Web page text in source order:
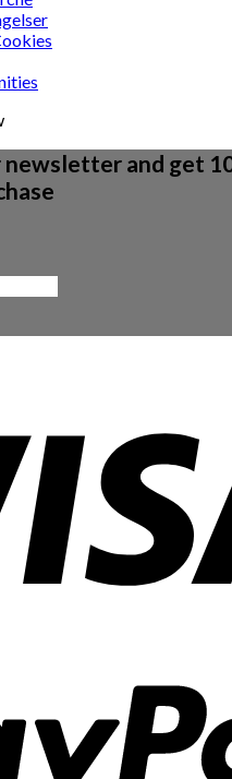
newsletter and get